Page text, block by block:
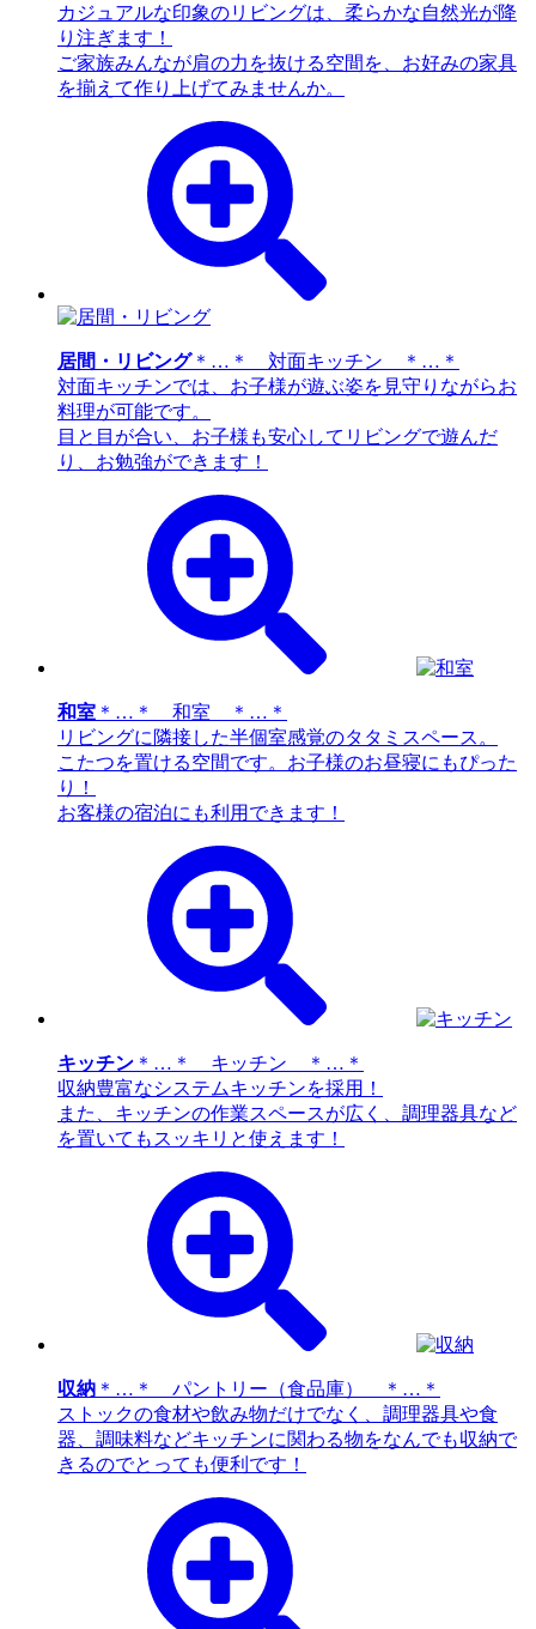
カジュアルな印象のリビングは、柔らかな自然光が降
り注ぎます！
ご家族みんなが肩の力を抜ける空間を、お好みの家具
を揃えて作り上げてみませんか。
居間・リビング＊…＊ 対面キッチン ＊…＊
対面キッチンでは、お子様が遊ぶ姿を見守りながらお
料理が可能です。
目と目が合い、お子様も安心してリビングで遊んだ
り、お勉強ができます！
和室 ＊…＊ 和室 ＊…＊
リビングに隣接した半個室感覚のタタミスペース。
こたつを置ける空間です。お子様のお昼寝にもぴった
り！
お客様の宿泊にも利用できます！
キッチン ＊…＊ キッチン ＊…＊
収納豊富なシステムキッチンを採用！
また、キッチンの作業スペースが広く、調理器具など
を置いてもスッキリと使えます！
収納 ＊…＊ パントリー（食品庫） ＊…＊
ストックの食材や飲み物だけでなく、調理器具や食
器、調味料などキッチンに関わる物をなんでも収納で
きるのでとっても便利です！